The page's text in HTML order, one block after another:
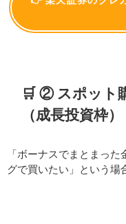
🛒 ② スポット
（成長投資枠）
「ボーナスでまとまっ
グで買いたい」という場